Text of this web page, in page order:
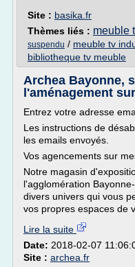
Site : basika.fr
Thèmes liés : meuble
suspendu / meuble tv
bibliotheque tv meuble
Archea Bayonne,
l'aménagement
Entrez votre adresse
Les instructions de
les emails envoyés.
Vos agencements sur
Notre magasin
l'agglomération
divers univers qui vous
vos propres espaces de
Lire la suite
Date: 2018-02-07
Site : archea.fr